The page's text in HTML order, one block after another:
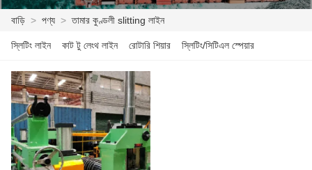
বাড়ি
পণ্য
খবর
কেস
বাড়ি > পণ্য > তামার কুণ্ডলী slitting লাইন
স্লিটিং লাইন কাট টু লেংথ লাইন রোটারি শিয়ার স্লিটিং/সিটিএল স্পেয়ার